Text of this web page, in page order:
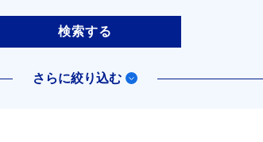
検索する
さらに絞り込む